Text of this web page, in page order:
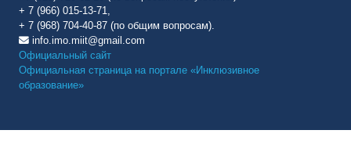
+ 7 (966) 015-13-71,
+ 7 (968) 704-40-87 (по общим вопросам).
info.imo.miit@gmail.com
Официальный сайт
Официальная страница на портале «Инклюзивное
образование»